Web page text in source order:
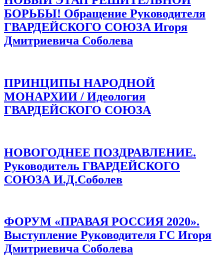
БОРЬБЫ! Обращение Руководителя
ГВАРДЕЙСКОГО СОЮЗА Игоря
Дмитриевича Соболева
ПРИНЦИПЫ НАРОДНОЙ
МОНАРХИИ / Идеология
ГВАРДЕЙСКОГО СОЮЗА
НОВОГОДНЕЕ ПОЗДРАВЛЕНИЕ.
Руководитель ГВАРДЕЙСКОГО
СОЮЗА И.Д.Соболев
ФОРУМ «ПРАВАЯ РОССИЯ 2020».
Выступление Руководителя ГС Игоря
Дмитриевича Соболева